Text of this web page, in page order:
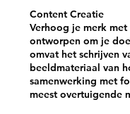
Content Creatie
Verhoog je merk
ontworpen om je
omvat het schrijven
beeldmateriaal van
samenwerking met
meest overtuigende